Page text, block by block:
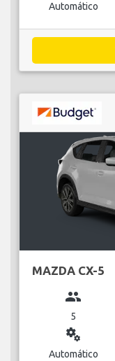
Automático
MAZDA CX-5
group
5
miscellaneous_services
Automático